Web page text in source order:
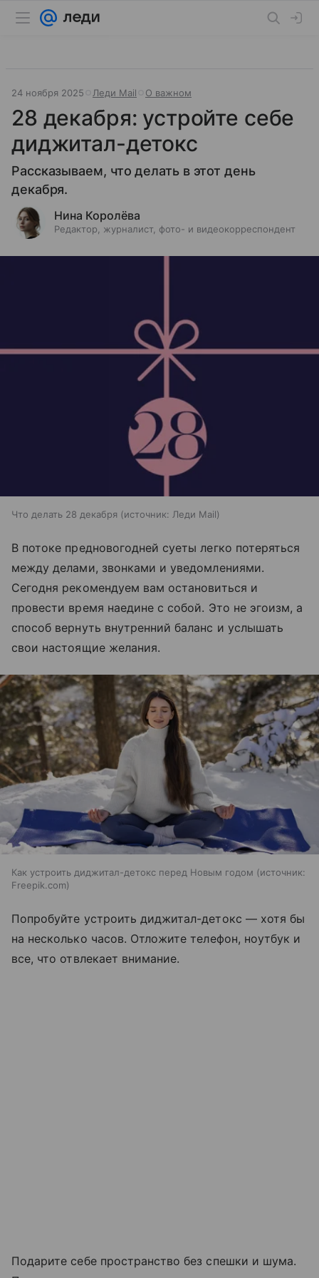
24 ноября 2025 Леди Mail О важном
28 декабря: устройте себе
диджитал-детокс
Рассказываем, что делать в этот день
декабря.
Нина Королёва
Редактор, журналист, фото- и видеокорреспондент
Что делать 28 декабря источник: Леди Mail
В потоке предновогодней суеты легко потеряться
между делами, звонками и уведомлениями.
Сегодня рекомендуем вам остановиться и
провести время наедине с собой. Это не эгоизм, а
способ вернуть внутренний баланс и услышать
свои настоящие желания.
Как устроить диджитал-детокс перед Новым годом
источник:
Freepik.com
Попробуйте устроить диджитал-детокс — хотя бы
на несколько часов. Отложите телефон, ноутбук и
все, что отвлекает внимание.
Подарите себе пространство без спешки и шума.